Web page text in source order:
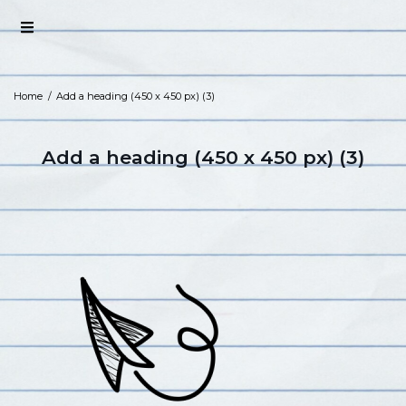
Home / Add a heading (450 x 450 px) (3)
Add a heading (450 x 450 px) (3)